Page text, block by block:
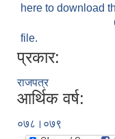
here to download
file.
प्रकार:
राजपत्र
आर्थिक वर्ष:
०७८।०७९